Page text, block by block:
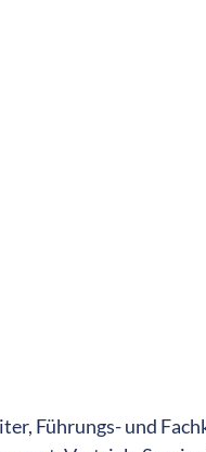
Führungs- und